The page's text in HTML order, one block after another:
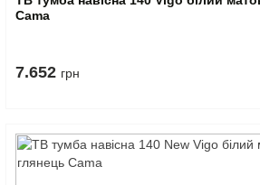
Cama
7.652 грн